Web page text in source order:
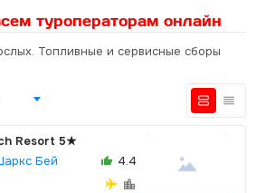
туроператорам онлайн
Топливные и сервисные сборы
Resort 5★
Бей
4.4